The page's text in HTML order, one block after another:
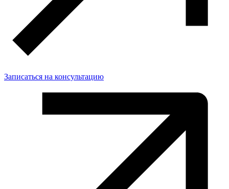
Записаться на консультацию